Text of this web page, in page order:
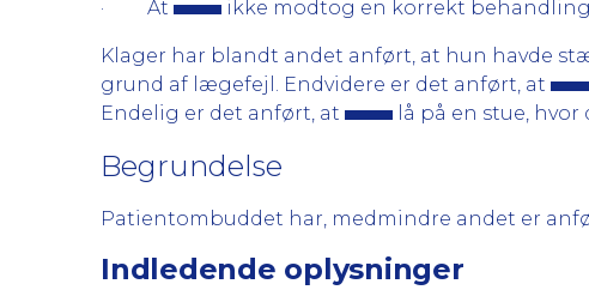
· At ikke modtog en korrekt
Klager har blandt andet anført, at hun havde
grund af lægefejl. Endvidere er det anført, at
Endelig er det anført, at
lå på en stue,
Begrundelse
Patientombuddet har, medmindre andet er
Indledende oplysninger